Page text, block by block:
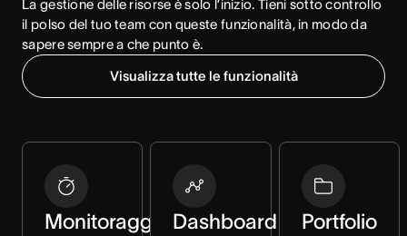
La gestione delle risorse è solo l’inizio. Tieni sotto controllo
il polso del tuo team con queste funzionalità, in modo da
sapere sempre a che punto è.
Visualizza tutte le funzionalità
Monitoraggio
Dashboard
Portfolio